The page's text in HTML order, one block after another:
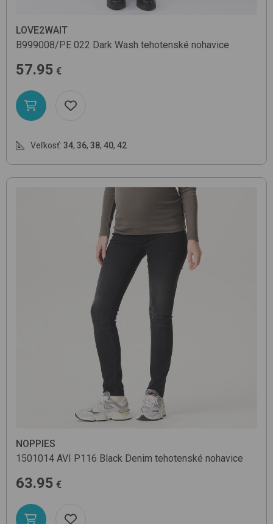
LOVE2WAIT
B999008/PE 022 Dark Wash tehotenské nohavice
57.95 €
Veľkosť: 34, 36, 38, 40, 42
NOPPIES
1501014 AVI
P116 Black Denim tehotenské nohavice
63.95 €